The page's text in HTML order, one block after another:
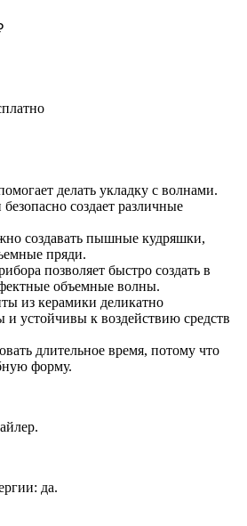
делать укладку с волнами.
создает различные
создавать пышные кудряшки,
пряди.
позволяет быстро создать в
объемные волны.
из керамики деликатно
и устойчивы к воздействию средств
длительное время, потому что
форму.
да.